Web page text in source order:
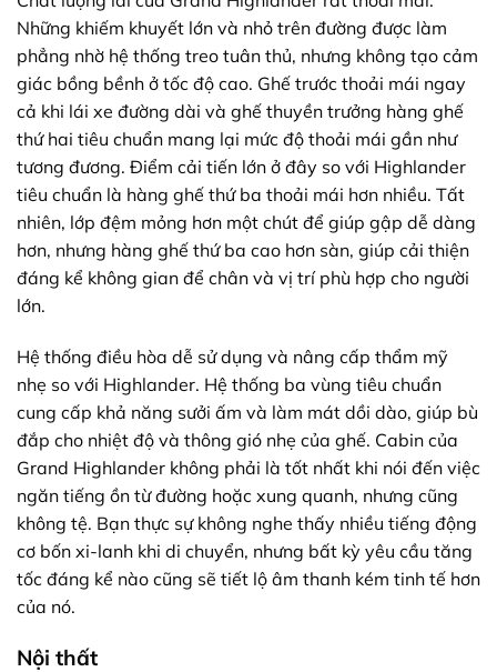
Những khiếm khuyết lớn và nhỏ trên đường được làm
phẳng nhờ hệ thống treo tuân thủ, nhưng không tạo cảm
giác bồng bềnh ở tốc độ cao. Ghế trước thoải mái ngay
cả khi lái xe đường dài và ghế thuyền trưởng hàng ghế
thứ hai tiêu chuẩn mang lại mức độ thoải mái gần như
tương đương. Điểm cải tiến lớn ở đây so với Highlander
tiêu chuẩn là hàng ghế thứ ba thoải mái hơn nhiều. Tất
nhiên, lớp đệm mỏng hơn một chút để giúp gập dễ dàng
hơn, nhưng hàng ghế thứ ba cao hơn sàn, giúp cải thiện
đáng kể không gian để chân và vị trí phù hợp cho người
lớn.
Hệ thống điều hòa dễ sử dụng và nâng cấp thẩm mỹ
nhẹ so với Highlander. Hệ thống ba vùng tiêu chuẩn
cung cấp khả năng sưởi ấm và làm mát dồi dào, giúp bù
đắp cho nhiệt độ và thông gió nhẹ của ghế. Cabin của
Grand Highlander không phải là tốt nhất khi nói đến việc
ngăn tiếng ồn từ đường hoặc xung quanh, nhưng cũng
không tệ. Bạn thực sự không nghe thấy nhiều tiếng động
cơ bốn xi-lanh khi di chuyển, nhưng bất kỳ yêu cầu tăng
tốc đáng kể nào cũng sẽ tiết lộ âm thanh kém tinh tế hơn
của nó.
Nội thất